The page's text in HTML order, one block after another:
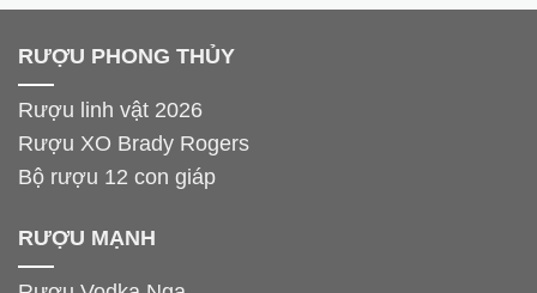
RƯỢU PHONG THỦY
Rượu linh vật 2026
Rượu XO Brady Rogers
Bộ rượu 12 con giáp
RƯỢU MẠNH